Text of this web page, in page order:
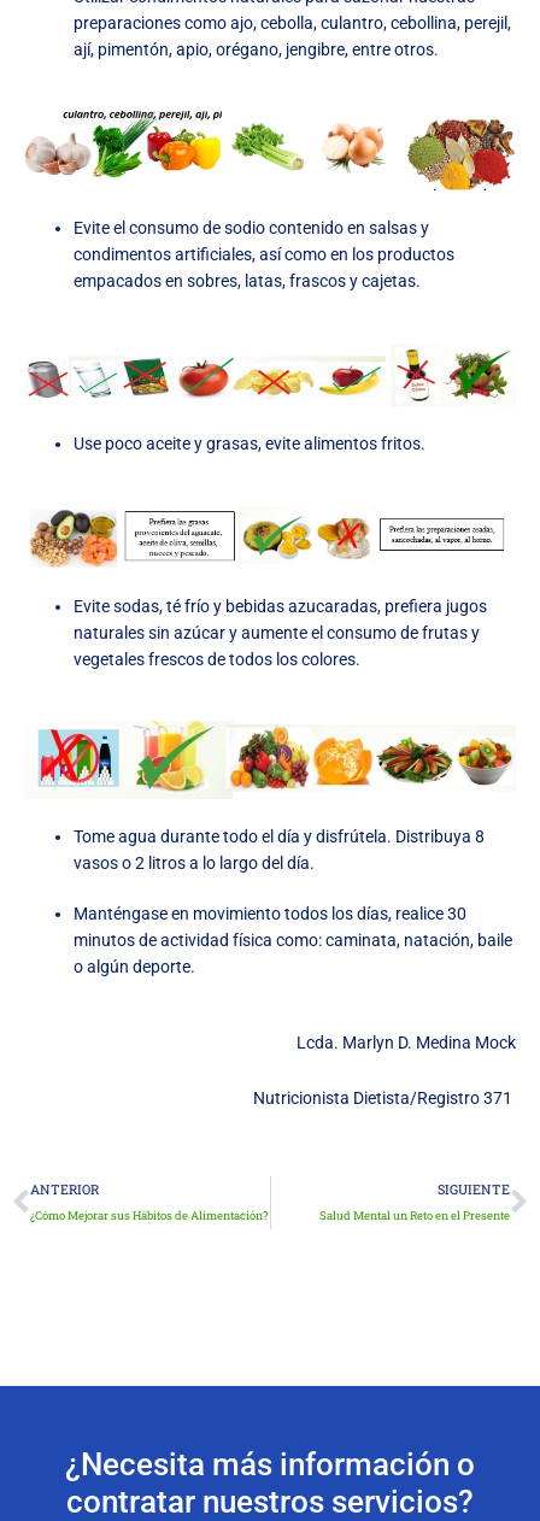
preparaciones como ajo, cebolla, culantro, cebollina, perejil,
ají, pimentón, apio, orégano, jengibre, entre otros.
Evite el consumo de sodio contenido en salsas y
condimentos artificiales, así como en los productos
empacados en sobres, latas, frascos y cajetas.
Use poco aceite y grasas, evite alimentos fritos.
Evite sodas, té frío y bebidas azucaradas, prefiera jugos
naturales sin azúcar y aumente el consumo de frutas y
vegetales frescos de todos los colores.
Tome agua durante todo el día y disfrútela. Distribuya 8
vasos o 2 litros a lo largo del día.
Manténgase en movimiento todos los días, realice 30
minutos de actividad física como: caminata, natación, baile
o algún deporte.
Lcda. Marlyn D. Medina Mock
Nutricionista Dietista/Registro 371
Ant
ANTERIOR
¿Cómo Mejorar sus Hábitos de Alimentación?
SIGUIENTE
Salud Mental un Reto en el Presente
¿Necesita más información o
contratar nuestros servicios?